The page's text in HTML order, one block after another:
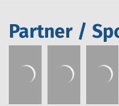
Partner /